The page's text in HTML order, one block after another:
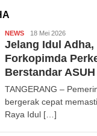
NEWS fakta26
18 Mei 2026
Jelang Idul Adha,
Forkopimda
Berstandar ASUH
TANGERANG –
bergerak cepat
Raya Idul […]